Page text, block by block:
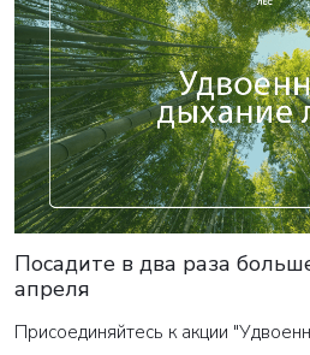
Посадите в два раза
апреля
Присоединяйтесь к акции